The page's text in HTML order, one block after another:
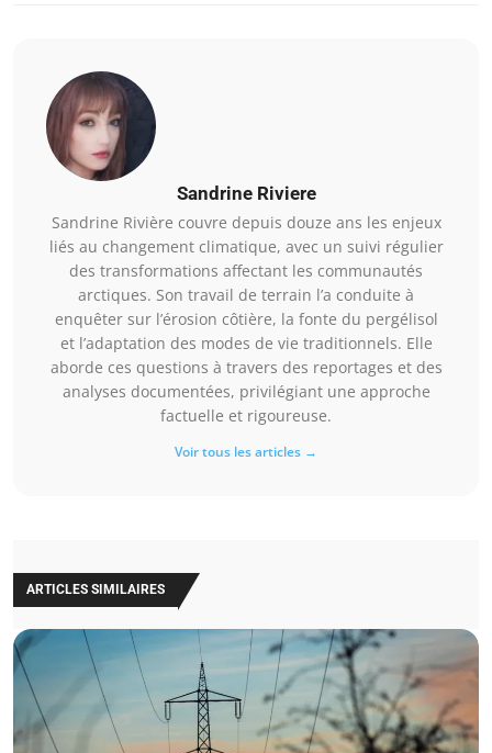
Sandrine Riviere
Sandrine Rivière couvre depuis douze ans les enjeux
liés au changement climatique, avec un suivi régulier
des transformations affectant les communautés
arctiques. Son travail de terrain l’a conduite à
enquêter sur l’érosion côtière, la fonte du pergélisol
et l’adaptation des modes de vie traditionnels. Elle
aborde ces questions à travers des reportages et des
analyses documentées, privilégiant une approche
factuelle et rigoureuse.
Voir tous les articles →
ARTICLES SIMILAIRES